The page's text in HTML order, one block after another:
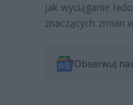
jak wyciąganie
znaczących zmian
Obserwuj